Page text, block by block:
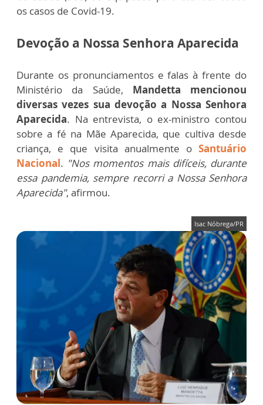
os casos de Covid-19.
Devoção a Nossa Senhora Aparecida
Durante os pronunciamentos e falas à frente do
Ministério da Saúde, Mandetta mencionou
diversas vezes sua devoção a Nossa Senhora
Aparecida. Na entrevista, o ex-ministro contou
sobre a fé na Mãe Aparecida, que cultiva desde
criança, e que visita anualmente o Santuário
Nacional. "Nos momentos mais difíceis, durante
essa pandemia, sempre recorri a Nossa Senhora
Aparecida", afirmou.
Isac Nóbrega/PR